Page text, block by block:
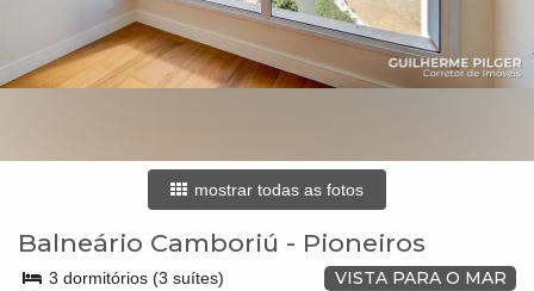
mostrar todas as fotos
Balneário Camboriú - Pioneiros
VISTA PARA O MAR
3 dormitórios (3 suítes)